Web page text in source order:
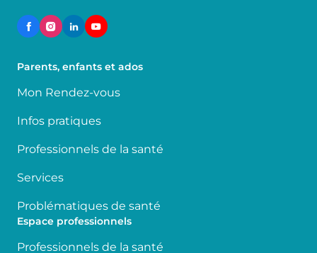
Parents, enfants et ados
Mon Rendez-vous
Infos pratiques
Professionnels de la santé
Services
Problématiques de santé
Espace professionnels
Professionnels de la santé